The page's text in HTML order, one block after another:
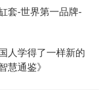
套‌-世界第一品牌-
人学得了一样新的
慧通鉴》